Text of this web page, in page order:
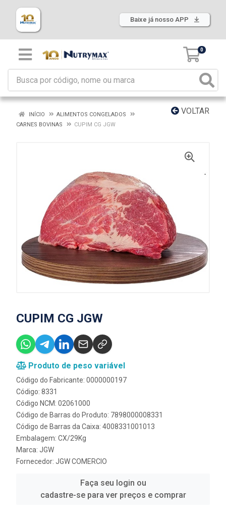
Baixe já nosso APP
0
VOLTAR
INÍCIO
ALIMENTOS CONGELADOS
CARNES BOVINAS
CUPIM CG JGW
CUPIM CG JGW
Produto de peso variável
Código do Fabricante: 0000000197
Código: 8331
Código NCM: 02061000
Código de Barras do Produto: 7898000008331
Código de Barras da Caixa: 4008331001013
Embalagem: CX/29Kg
Marca: JGW
Fornecedor: JGW COMERCIO
Faça seu login ou
cadastre-se para ver preços e comprar